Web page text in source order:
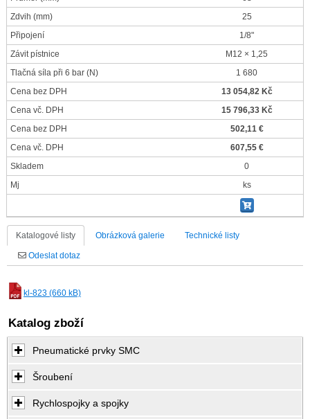
Zdvih (mm)
25
Připojení
1/8"
Závit pístnice
M12 × 1,25
Tlačná síla při 6 bar (N)
1 680
Cena bez DPH
13 054,82 Kč
Cena vč. DPH
15 796,33 Kč
Cena bez DPH
502,11 €
Cena vč. DPH
607,55 €
Skladem
0
Mj
ks
Katalogové listy Obrázková galerie Technické listy
Odeslat dotaz
kl-823 (660 kB)
Katalog zboží
Pneumatické prvky SMC
Šroubení
Rychlospojky a spojky